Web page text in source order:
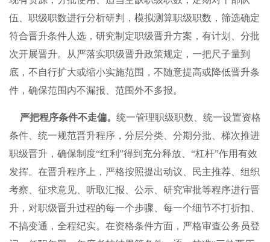
伍、职级职数进行分析研判，模拟测算职级职数，筛选确定
符合晋升条件人选，研究制定职级晋升方案，有计划、分批
次开展晋升。从严落实职级晋升政策规定，一把尺子量到
底，不自行扩大或缩小实施范围，不随意提高或降低晋升条
件，确保范围内不漏报、范围外不多报。
严把程序条件不走偏。 统一管理职级职数、统一设置资格
条件、统一规范晋升程序，分层分类、分期分批、梯次推进
职级晋升，确保制度“红利”得到充分释放、“杠杆”作用有效
发挥。在晋升程序上，严格按照提出动议、民主推荐、组织
考察、征求意见、听取汇报、公示、研究审批等程序进行晋
升，对职级晋升过程的每一个步骤、每一个细节不打折扣、
不搞变通，全程纪实。在资格条件方面，严格审查公务员登